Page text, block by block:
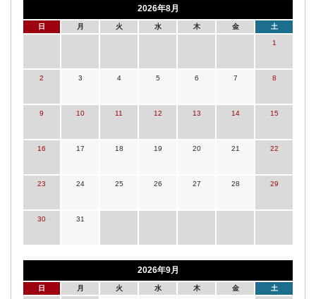
2026年8月
日 月 火 水 木 金 土
1
2 3 4 5 6 7 8
9 10 11 12 13 14 15
16 17 18 19 20 21 22
23 24 25 26 27 28 29
30 31
2026年9月
日 月 火 水 木 金 土